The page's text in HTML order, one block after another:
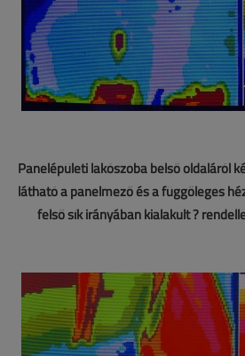
Panelépületi lakószoba belső oldaláról
látható a panelmező és a függőleges
felső sík irányában kialakult ?